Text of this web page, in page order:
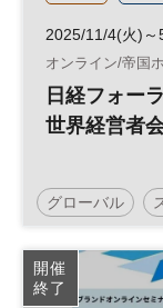
2025/11/4(火)～
オンライン/帝国
日経フォー
世界経営者
グローバル
経営戦略 世
エグゼクティブ
開催
終了